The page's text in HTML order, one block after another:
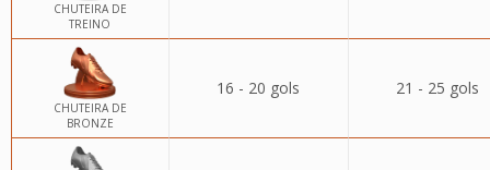
CHUTEIRA DE
TREINO
CHUTEIRA DE
BRONZE
16 - 20 gols 21 - 25 gols